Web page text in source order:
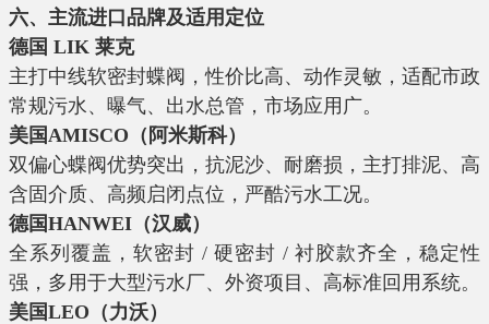
六、主流进口品牌及适用定位
德国 LIK 莱克
主打中线软密封蝶阀，性价比高、动作灵敏，适配市政
常规污水、曝气、出水总管，市场应用广。
美国AMISCO（阿米斯科）
双偏心蝶阀优势突出，抗泥沙、耐磨损，主打排泥、高
含固介质、高频启闭点位，严酷污水工况。
德国HANWEI（汉威）
全系列覆盖，软密封 / 硬密封 / 衬胶款齐全，稳定性
强，多用于大型污水厂、外资项目、高标准回用系统。
美国LEO（力沃）